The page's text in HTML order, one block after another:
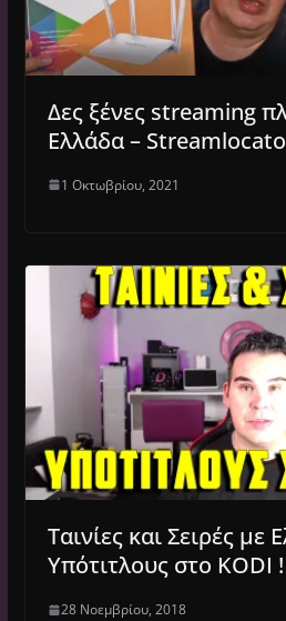
Δες ξένες streaming
Ελλάδα –
1 Οκτωβρίου, 2021
Ταινίες και Σειρές με
Υπότιτλους στο KODI
28 Νοεμβρίου, 2018